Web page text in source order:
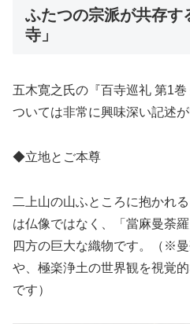
ふたつの宗派が共存す
寺」
五木寛之氏の『百寺巡礼 第1
ついては非常に興味深い記述
◆立地とご本尊
二上山の山ふところに抱かれ
は仏像ではなく、「當麻曼荼
四方の巨大な織物です。（※
や、極楽浄土の世界観を視覚
です）